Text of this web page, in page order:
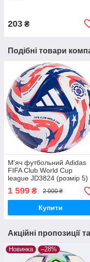
203 ₴
Подібні товари
М'яч футбольний Adidas
FIFA Club World Cup
league JD3824 (розмір 5)
1 599 ₴ 2 000 ₴
Купити
Акційні пропозиції
Новинка –28%